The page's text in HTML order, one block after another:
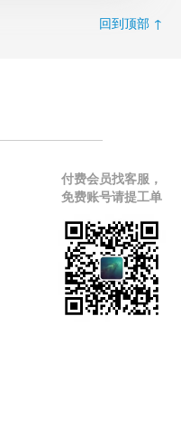
回到顶部 ↑
付费会员找客服，
免费账号请提工单